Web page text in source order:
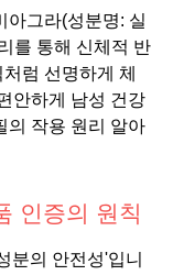
아그라(성분명: 실
를 통해 신체적 반
럼 선명하게 체
안하게 남성 건강
의 작용 원리 알아
인증의 원칙
분의 안전성'입니